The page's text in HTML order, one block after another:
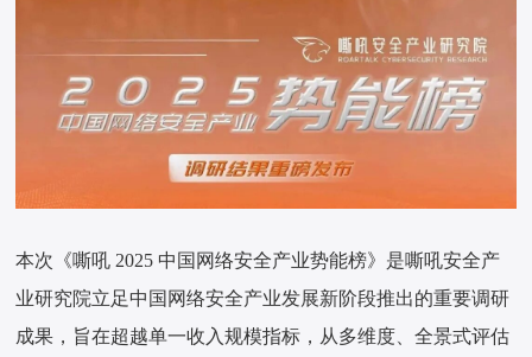
本次《嘶吼 2025 中国网络安全产业势能榜》是嘶吼安全产
业研究院立足中国网络安全产业发展新阶段推出的重要调研
成果，旨在超越单一收入规模指标，从多维度、全景式评估